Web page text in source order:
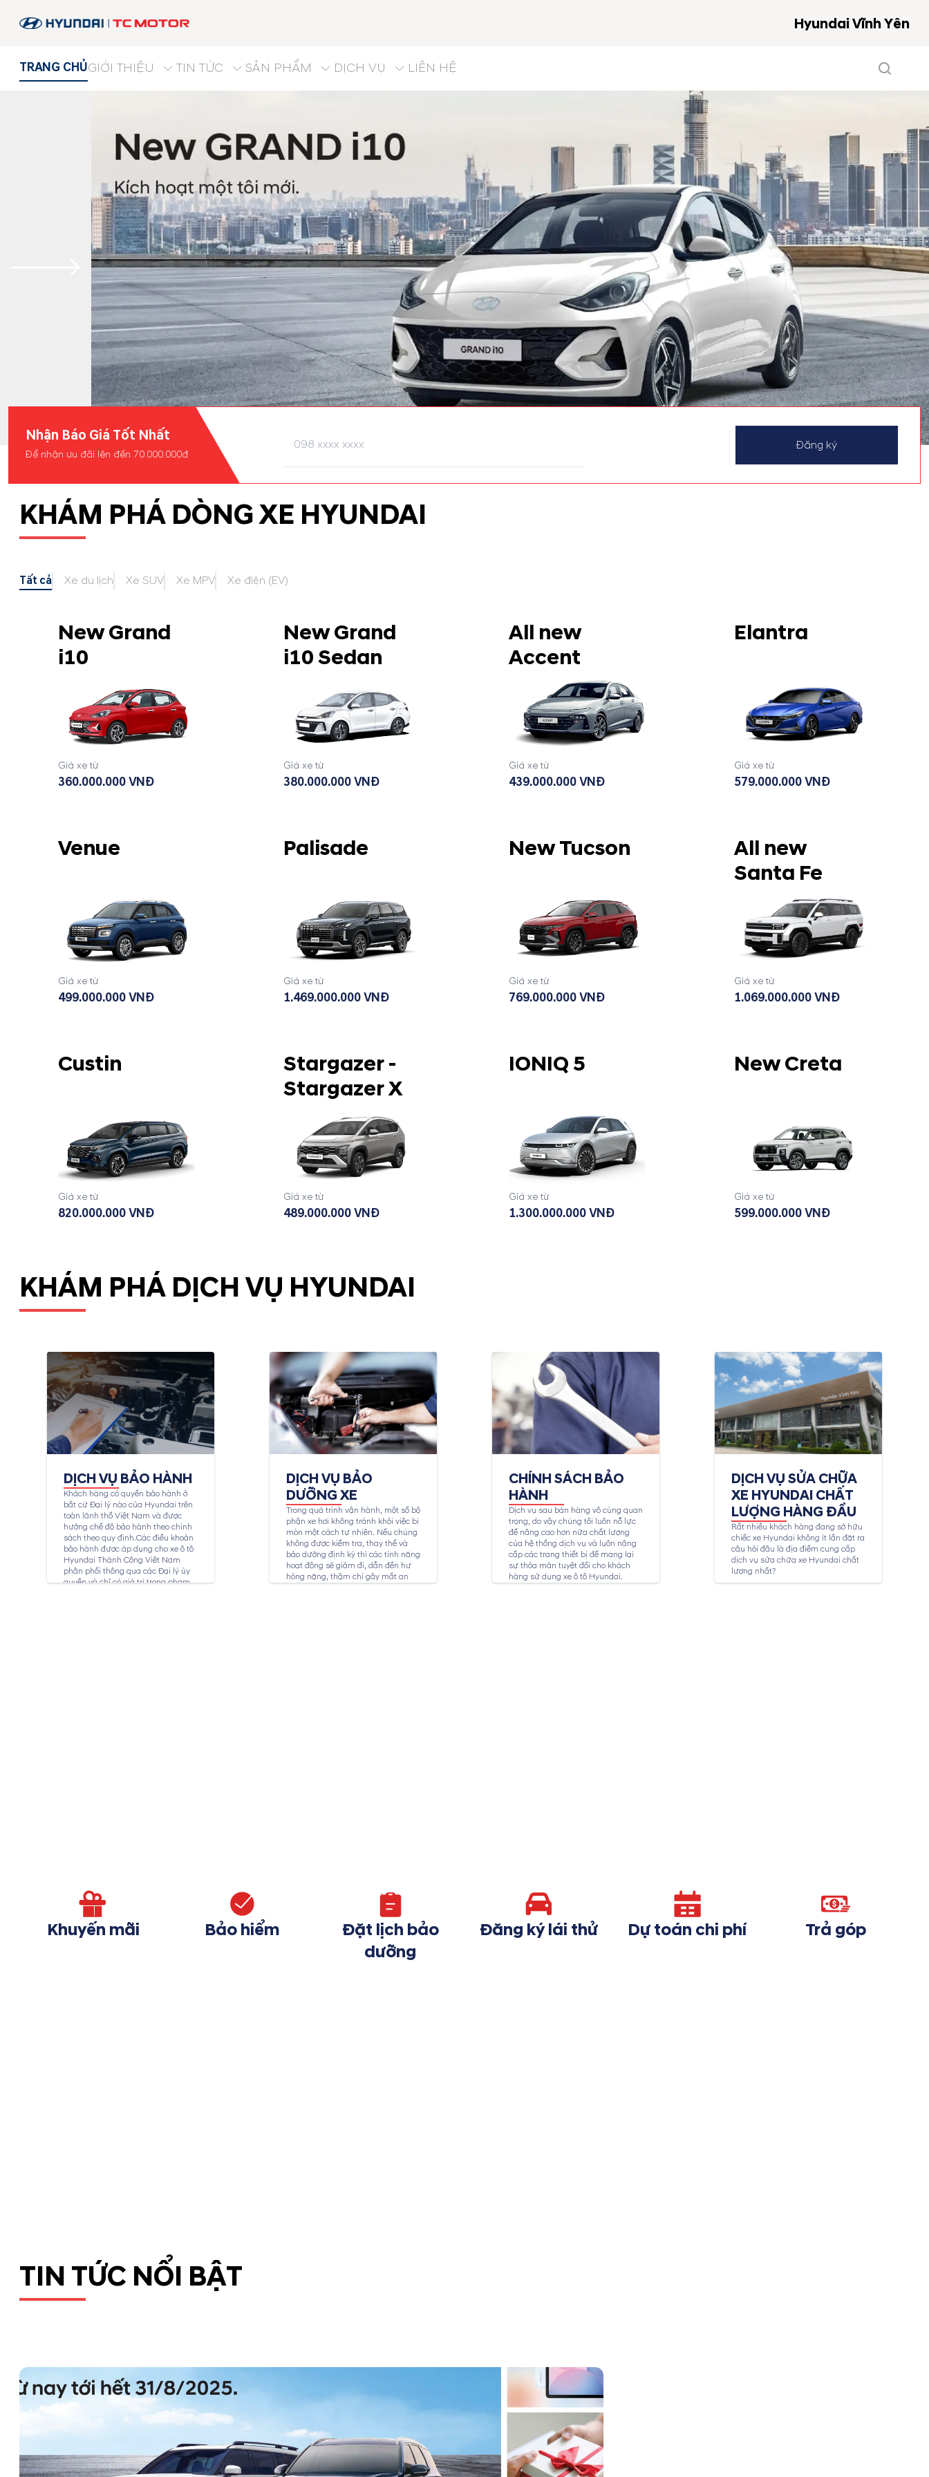
Hyundai Vĩnh Yên
TRANG CHỦGIỚI THIỆU TIN TỨC SẢN PHẨM DỊCH VỤ LIÊN HỆ
Nhận Báo Giá Tốt Nhất
Để nhận ưu đãi lên đến 70.000.000đ
Đăng ký
KHÁM PHÁ DÒNG XE HYUNDAI
Tất cả Xe du lịch Xe SUV Xe MPV Xe điện (EV)
New Grand
i10
Giá xe từ
360.000.000 VNĐ
New Grand
i10 Sedan
Giá xe từ
380.000.000 VNĐ
All new
Accent
Giá xe từ
439.000.000 VNĐ
Elantra
Giá xe từ
579.000.000 VNĐ
Venue
Giá xe từ
499.000.000 VNĐ
Palisade
Giá xe từ
1.469.000.000 VNĐ
New Tucson
Giá xe từ
769.000.000 VNĐ
All new
Santa Fe
Giá xe từ
1.069.000.000 VNĐ
Custin
Giá xe từ
820.000.000 VNĐ
Stargazer -
Stargazer X
Giá xe từ
489.000.000 VNĐ
IONIQ 5
Giá xe từ
1.300.000.000 VNĐ
New Creta
Giá xe từ
599.000.000 VNĐ
KHÁM PHÁ DỊCH VỤ HYUNDAI
DỊCH VỤ BẢO HÀNH
Khách hàng có quyền bảo hành ở
bất cứ Đại lý nào của Hyundai trên
toàn lãnh thổ Việt Nam và được
hưởng chế độ bảo hành theo chính
sách theo quy định.Các điều khoản
bảo hành được áp dụng cho xe ô tô
Hyundai Thành Công Việt Nam
phân phối thông qua các Đại lý ủy
quyền và chỉ có giá trị trong phạm
DỊCH VỤ BẢO
DƯỠNG XE
Trong quá trình vận hành, một số bộ
phận xe hơi không tránh khỏi việc bị
mòn một cách tự nhiên. Nếu chúng
không được kiểm tra, thay thế và
bảo dưỡng định kỳ thì các tính năng
hoạt động sẽ giảm đi, dẫn đến hư
hỏng nặng, thậm chí gây mất an
CHÍNH SÁCH BẢO
HÀNH
Dịch vụ sau bán hàng vô cùng quan
trọng, do vậy chúng tôi luôn nỗ lực
để nâng cao hơn nữa chất lượng
của hệ thống dịch vụ và luôn nâng
cấp các trang thiết bị để mang lại
sự thỏa mãn tuyệt đối cho khách
hàng sử dụng xe ô tô Hyundai.
DỊCH VỤ SỬA CHỮA
XE HYUNDAI CHẤT
LƯỢNG HÀNG ĐẦU
Rất nhiều khách hàng đang sở hữu
chiếc xe Hyundai không ít lần đặt ra
câu hỏi đâu là địa điểm cung cấp
dịch vụ sửa chữa xe Hyundai chất
lượng nhất?
Khuyến mãi Bảo hiểm
Đặt lịch bảo
dưỡng
Đăng ký lái thử Dự toán chi phí Trả góp
TIN TỨC NỔI BẬT